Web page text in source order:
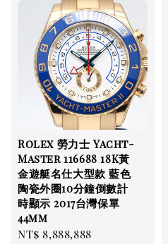
Rolex 勞力士 Yacht-
Master 116688 18K黃
金遊艇名仕大型款 藍色
陶瓷外圈10分鐘倒數計
時顯示 2017台灣保單
44mm
Regular
NT$ 8,888,888